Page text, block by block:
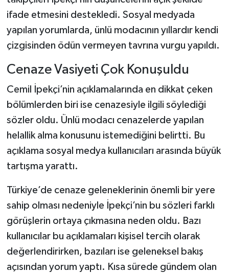
ifade etmesini destekledi. Sosyal medyada
yapılan yorumlarda, ünlü modacının yıllardır kendi
çizgisinden ödün vermeyen tavrına vurgu yapıldı.
Cenaze Vasiyeti Çok Konuşuldu
Cemil İpekçi’nin açıklamalarında en dikkat çeken
bölümlerden biri ise cenazesiyle ilgili söylediği
sözler oldu. Ünlü modacı cenazelerde yapılan
helallik alma konusunu istemediğini belirtti. Bu
açıklama sosyal medya kullanıcıları arasında büyük
tartışma yarattı.
Türkiye’de cenaze geleneklerinin önemli bir yere
sahip olması nedeniyle İpekçi’nin bu sözleri farklı
görüşlerin ortaya çıkmasına neden oldu. Bazı
kullanıcılar bu açıklamaları kişisel tercih olarak
değerlendirirken, bazıları ise geleneksel bakış
açısından yorum yaptı. Kısa sürede gündem olan